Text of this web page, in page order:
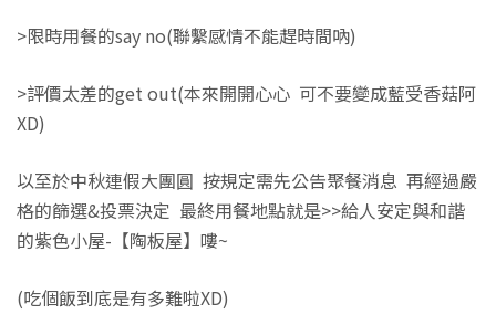
>限時用餐的say no(聯繫感情不能趕時間吶)
>評價太差的get out(本來開開心心 可不要變成藍受香菇阿
XD)
以至於中秋連假大團圓 按規定需先公告聚餐消息 再經過嚴
格的篩選&投票決定 最終用餐地點就是>>給人安定與和諧
的紫色小屋-【陶板屋】嘍~
(吃個飯到底是有多難啦XD)